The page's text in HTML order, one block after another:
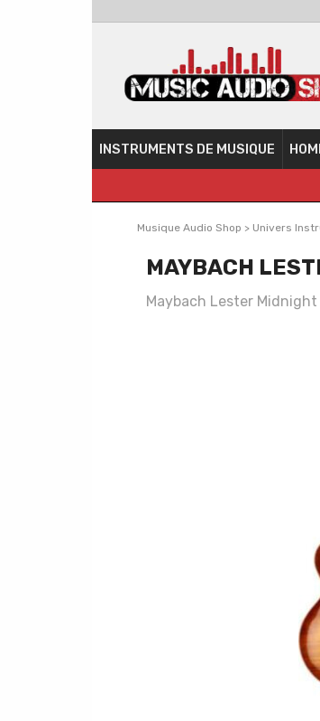
INSTRUMENTS DE MUSIQUE
Musique Audio Shop > Univers
MAYBACH
Maybach Lester